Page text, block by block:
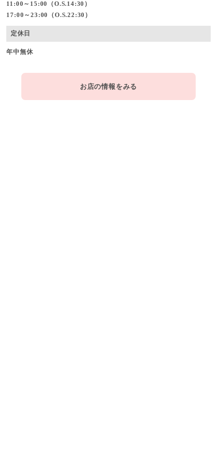
11:00～15:00（O.S.14:30）
17:00～23:00（O.S.22:30）
定休日
年中無休
お店の情報をみる